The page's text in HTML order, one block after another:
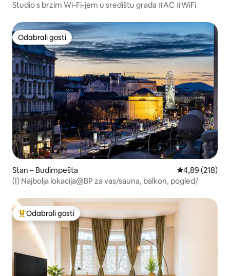
Studio s brzim Wi-Fi-jem u središtu grada #AC #WiFi
Odabrali gosti
Odabrali gosti
Stan – Budimpešta Prosječna
4,89 (218)
(I) Najbolja lokacija@BP za vas/sauna, balkon, pogled/
Među najviše rangiranima s oznakom „Odabrali gosti”
Odabrali gosti